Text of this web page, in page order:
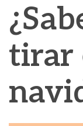
tirar